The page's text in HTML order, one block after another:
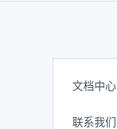
文档中心
联系我们